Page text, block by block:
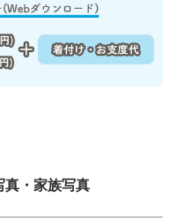
・家族写真